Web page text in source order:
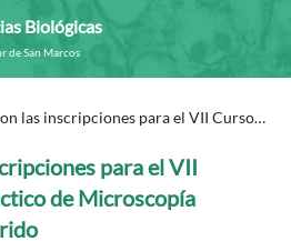
Biológicas
de San Marcos
las inscripciones para el VII Curso
para el VII
de Microscopía